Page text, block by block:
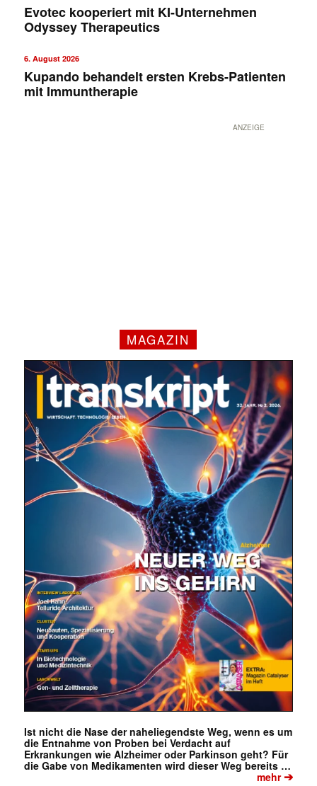
Evotec kooperiert mit KI-Unternehmen
Odyssey Therapeutics
6. August 2026
Kupando behandelt ersten Krebs-Patienten
mit Immuntherapie
ANZEIGE
MAGAZIN
Ist nicht die Nase der naheliegendste Weg, wenn es um
die Entnahme von Proben bei Verdacht auf
Erkrankungen wie Alzheimer oder Parkinson geht? Für
die Gabe von Medikamenten wird dieser Weg bereits …
mehr➔